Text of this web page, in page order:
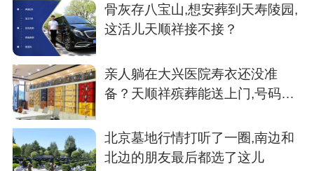
骨灰存八宝山,想安葬到天寿陵园,
这活儿天顺祥接不接？
亲人躺在大兴医院寿衣还没准
备？天顺祥殡葬能送上门,号码我
北京墓地行情打听了一圈,南边和
北边的朋友最后都选了这儿